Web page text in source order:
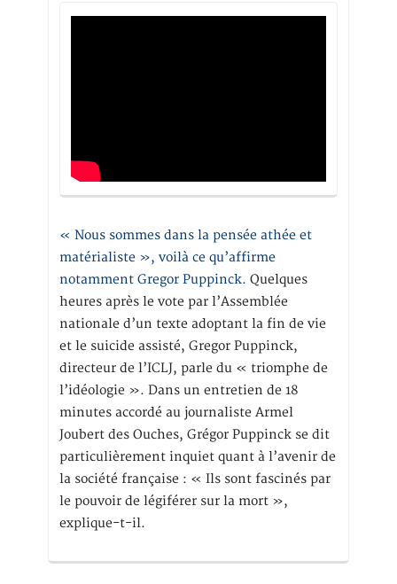
« Nous sommes dans la pensée athée et
matérialiste », voilà ce qu’affirme
notamment Gregor Puppinck. Quelques
heures après le vote par l’Assemblée
nationale d’un texte adoptant la fin de vie
et le suicide assisté, Gregor Puppinck,
directeur de l’ICLJ, parle du « triomphe de
l’idéologie ». Dans un entretien de 18
minutes accordé au journaliste Armel
Joubert des Ouches, Grégor Puppinck se dit
particulièrement inquiet quant à l’avenir de
la société française : « Ils sont fascinés par
le pouvoir de légiférer sur la mort »,
explique-t-il.